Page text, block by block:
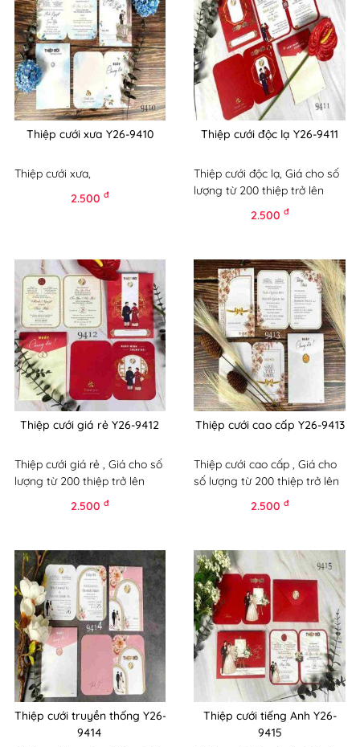
Thiệp cưới xưa Y26-9410
Thiệp cưới xưa,
2.500đ
Thiệp cưới độc lạ Y26-9411
Thiệp cưới độc lạ, Giá cho số
lượng từ 200 thiệp trở lên
2.500đ
Thiệp cưới giá rẻ Y26-9412
Thiệp cưới giá rẻ , Giá cho số
lượng từ 200 thiệp trở lên
2.500đ
Thiệp cưới cao cấp Y26-9413
Thiệp cưới cao cấp , Giá cho
số lượng từ 200 thiệp trở lên
2.500đ
Thiệp cưới truyền thống Y26-
9414
Thiệp cưới tiếng Anh Y26-
9415